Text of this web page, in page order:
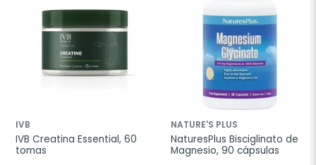
IVB
IVB Creatina Essential, 60
tomas
NATURE'S PLUS
NaturesPlus Bisciglinato de
Magnesio, 90 cápsulas